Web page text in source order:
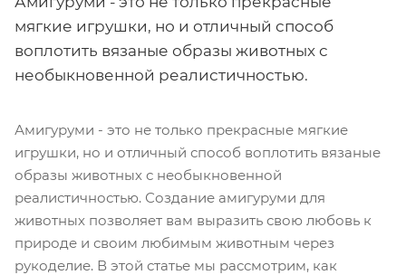
мягкие игрушки, но и отличный способ
воплотить вязаные образы животных с
необыкновенной реалистичностью.
Амигуруми - это не только прекрасные мягкие
игрушки, но и отличный способ воплотить вязаные
образы животных с необыкновенной
реалистичностью. Создание амигуруми для
животных позволяет вам выразить свою любовь к
природе и своим любимым животным через
рукоделие. В этой статье мы рассмотрим, как